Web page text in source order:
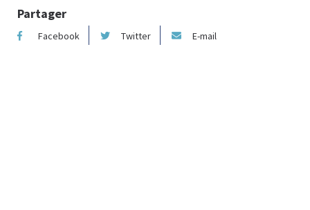
Partager
Facebook Twitter E-mail